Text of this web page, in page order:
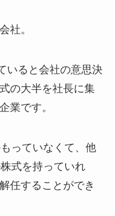
社。
いると会社の意思決
の大半を社長に集
業です。
っていなくて、他
式を持っていれ
任することができ